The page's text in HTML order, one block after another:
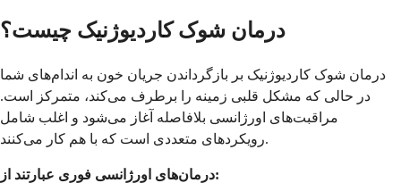
درمان شوک کاردیوژنیک چیست؟
درمان شوک کاردیوژنیک بر بازگرداندن جریان خون به اندام‌های شما
در حالی که مشکل قلبی زمینه را برطرف می‌کند، متمرکز است.
مراقبت‌های اورژانسی بلافاصله آغاز می‌شود و اغلب شامل
رویکردهای متعددی است که با هم کار می‌کنند.
درمان‌های اورژانسی فوری عبارتند از: